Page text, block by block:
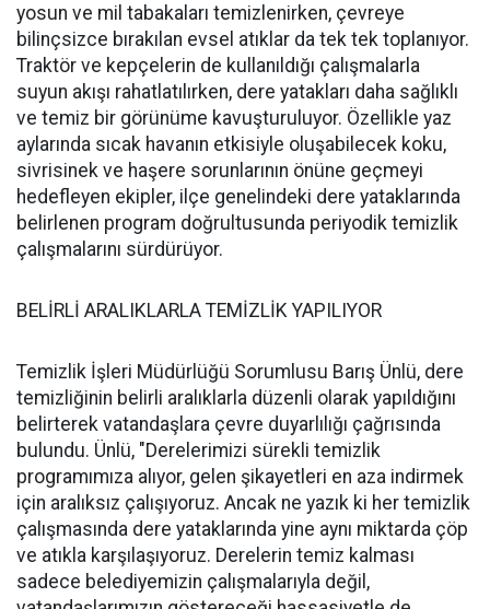
yosun ve mil tabakaları temizlenirken, çevreye
bilinçsizce bırakılan evsel atıklar da tek tek toplanıyor.
Traktör ve kepçelerin de kullanıldığı çalışmalarla
suyun akışı rahatlatılırken, dere yatakları daha sağlıklı
ve temiz bir görünüme kavuşturuluyor. Özellikle yaz
aylarında sıcak havanın etkisiyle oluşabilecek koku,
sivrisinek ve haşere sorunlarının önüne geçmeyi
hedefleyen ekipler, ilçe genelindeki dere yataklarında
belirlenen program doğrultusunda periyodik temizlik
çalışmalarını sürdürüyor.
BELİRLİ ARALIKLARLA TEMİZLİK YAPILIYOR
Temizlik İşleri Müdürlüğü Sorumlusu Barış Ünlü, dere
temizliğinin belirli aralıklarla düzenli olarak yapıldığını
belirterek vatandaşlara çevre duyarlılığı çağrısında
bulundu. Ünlü, "Derelerimizi sürekli temizlik
programımıza alıyor, gelen şikayetleri en aza indirmek
için aralıksız çalışıyoruz. Ancak ne yazık ki her temizlik
çalışmasında dere yataklarında yine aynı miktarda çöp
ve atıkla karşılaşıyoruz. Derelerin temiz kalması
sadece belediyemizin çalışmalarıyla değil,